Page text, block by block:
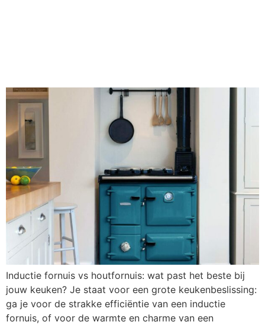
Inductie fornuis vs houtfornuis: wat past het beste bij
jouw keuken? Je staat voor een grote keukenbeslissing:
ga je voor de strakke efficiëntie van een inductie
fornuis, of voor de warmte en charme van een